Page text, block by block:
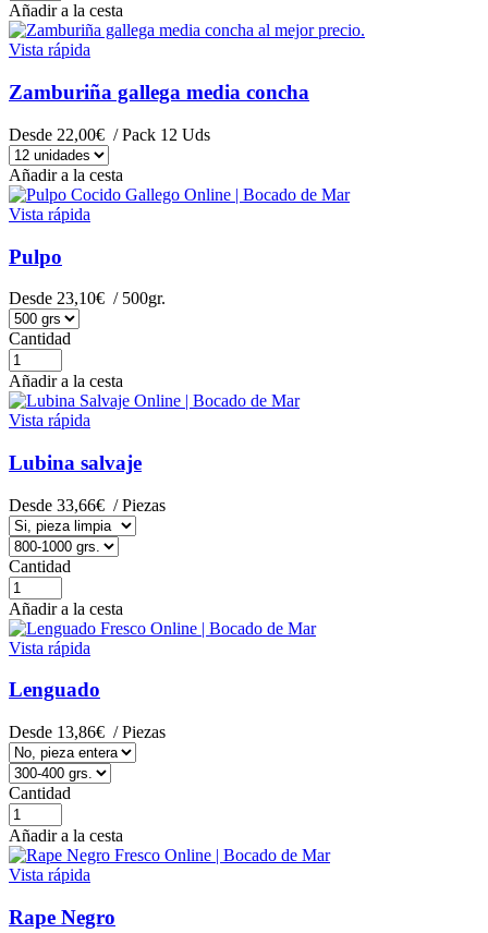
Añadir a la cesta
Vista rápida
Zamburiña gallega media concha
Desde 22,00€ / Pack 12 Uds
Añadir a la cesta
Vista rápida
Pulpo
Desde 23,10€ / 500gr.
Cantidad
Añadir a la cesta
Vista rápida
Lubina salvaje
Desde 33,66€ / Piezas
Cantidad
Añadir a la cesta
Vista rápida
Lenguado
Desde 13,86€ / Piezas
Cantidad
Añadir a la cesta
Vista rápida
Rape Negro